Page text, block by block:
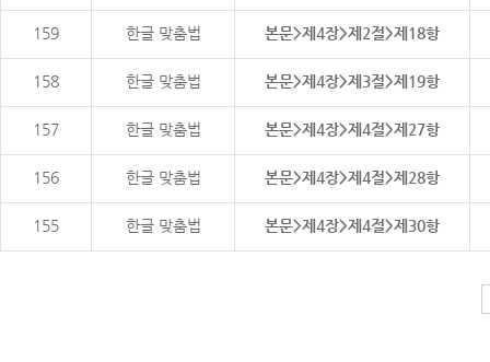
159 한글 맞춤법 본문>제4장>제2절>제18항
158 한글 맞춤법 본문>제4장>제3절>제19항
157 한글 맞춤법 본문>제4장>제4절>제27항
156 한글 맞춤법 본문>제4장>제4절>제28항
155 한글 맞춤법 본문>제4장>제4절>제30항